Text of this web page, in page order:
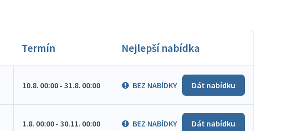
Termín Nejlepší nabídka
10.8. 00:00 - 31.8. 00:00 BEZ NABÍDKY Dát nabídku
1.8. 00:00 - 30.11. 00:00 BEZ NABÍDKY Dát nabídku